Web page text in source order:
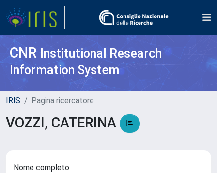
CNR Institutional Research
Information System
IRIS Pagina ricercatore
VOZZI, CATERINA
Nome completo